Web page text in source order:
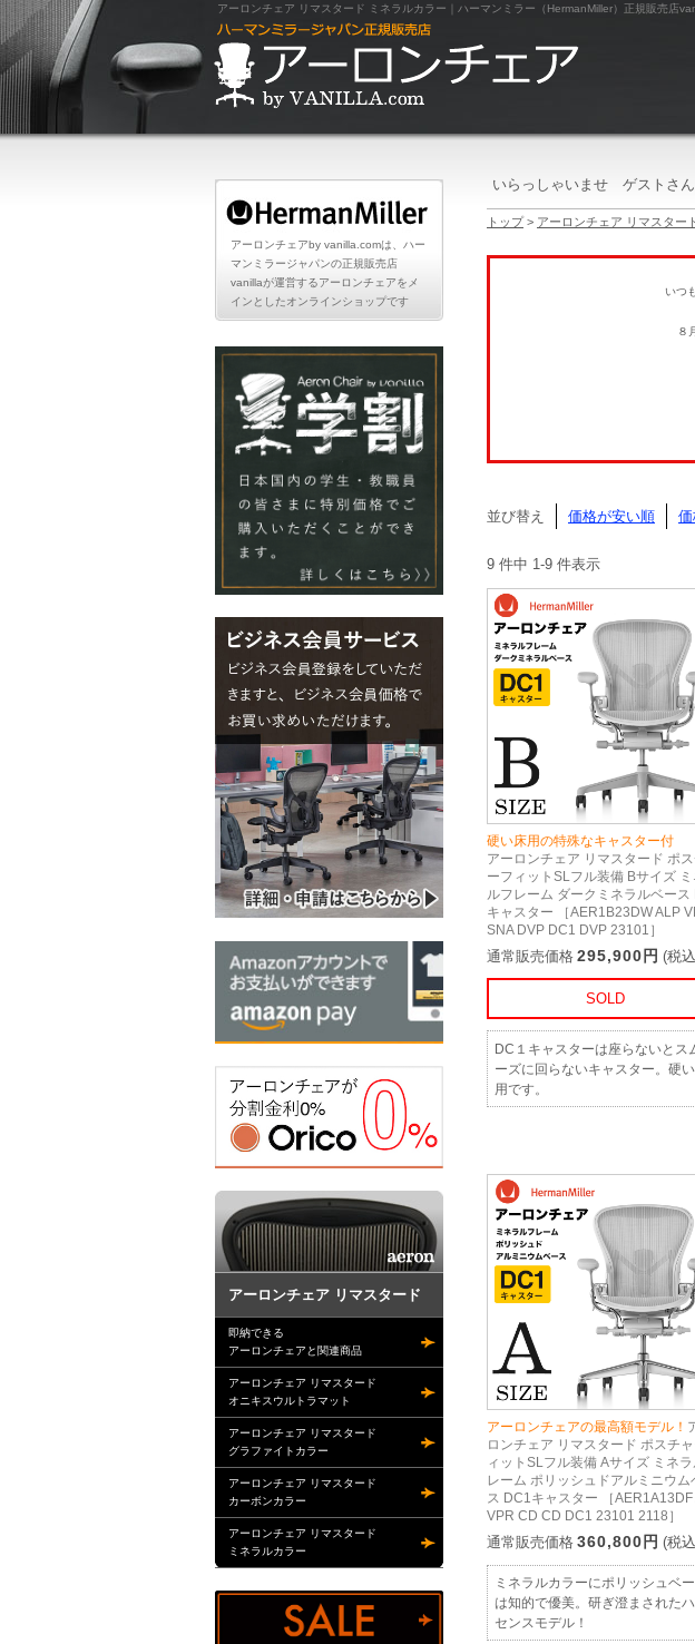
アーロンチェア リマスタード ミネラルカラー｜ハーマンミラー（HermanMiller）正規販売店
アーロンチェアby vanilla.comは、ハー
マンミラージャパンの正規販売店
vanillaが運営するアーロンチェアをメ
インとしたオンラインショップです
アーロンチェア リマスタード
即納できる
アーロンチェアと関連商品
アーロンチェア リマスタード
オニキスウルトラマット
アーロンチェア リマスタード
グラファイトカラー
アーロンチェア リマスタード
カーボンカラー
アーロンチェア リマスタード
ミネラルカラー
いらっしゃいませ ゲストさん
トップ> アーロンチェア リマスター
いつ
８
並び替え 価格が安い順
9 件中 1-9 件表示
硬い床用の特殊なキャスター付
アーロンチェア リマスタード ポス
ーフィットSLフル装備 Bサイズ ミ
ルフレーム ダークミネラルベース
キャスター ［AER1B23DW ALP
SNA DVP DC1 DVP 23101］
通常販売価格 295,900円 (税
SOLD
DC１キャスターは座らないとス
ーズに回らないキャスター。硬
用です。
アーロンチェアの最高額モデル！
ロンチェア リマスタード ポスチ
ィットSLフル装備 Aサイズ ミネラ
レーム ポリッシュドアルミニウム
ス DC1キャスター ［AER1A13DF
VPR CD CD DC1 23101 2118］
通常販売価格 360,800円 (税
ミネラルカラーにポリッシュベ
は知的で優美。研ぎ澄まされたハ
センスモデル！